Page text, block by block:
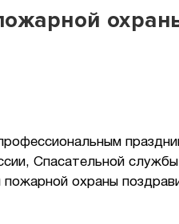
Спасательной
охраны